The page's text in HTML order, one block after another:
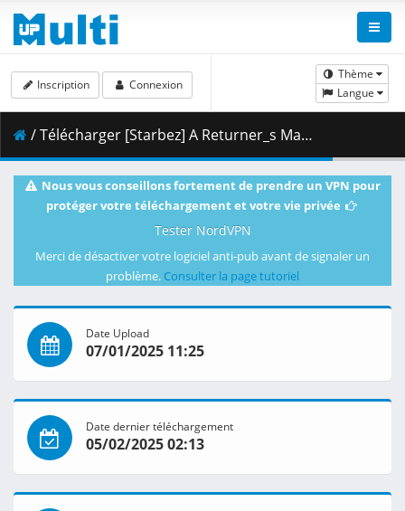
Thème
Langue
Inscription Connexion
/ Télécharger [Starbez] A Returner_s Magic Should Be Special - S01E02 [BD 1080p x265 10bit FLAC-AAC][42716E7A].mkv.003 ( 458.55 MB )
Nous vous conseillons fortement de prendre un VPN pour
protéger votre téléchargement et votre vie privée
Tester NordVPN
Merci de désactiver votre logiciel anti-pub avant de signaler un
problème. Consulter la page tutoriel
Date Upload
07/01/2025 11:25
Date dernier téléchargement
05/02/2025 02:13